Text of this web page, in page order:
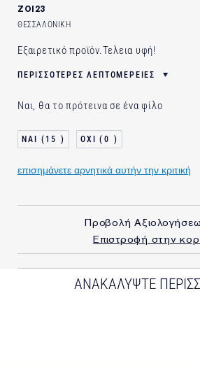
ZOI23
ΘΕΣΣΑΛΟΝΙΚΗ
Εξαιρετικό προϊόν.Τελεια υφή!
ΠΕΡΙΣΣΌΤΕΡΕΣ ΛΕΠΤΟΜΈΡΕΙΕΣ
ΤΥΠΟΣ ΔΕΡΜΑΤΟΣ
ΑΝΑΓΚΗ ΕΠΙΔΕΡΜΙΔΑΣ
ΧΡΗΣΙΜΟΠΟΙΩ ΠΡΟΪΟΝΤΑ
Ναι, θα το πρότεινα σε ένα φίλο
15 0
επισημάνετε αρνητικά αυτήν την κριτική
Προβολή
Επιστροφή στην
ΑΝΑΚΑΛΥΨΤΕ